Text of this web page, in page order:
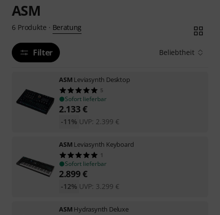
ASM
6 Produkte · Beratung
Filter Beliebtheit
ASM Leviasynth Desktop
5
Sofort lieferbar
2.133€
UVP: 2.399 €
-11%
ASM Leviasynth Keyboard
1
Sofort lieferbar
2.899€
UVP: 3.299 €
-12%
ASM Hydrasynth Deluxe